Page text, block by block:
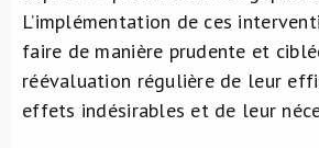
L’implémentation de ces
faire de manière prudente et
réévaluation régulière de leur
effets indésirables et de leur